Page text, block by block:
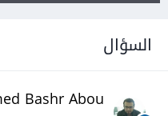
السؤال
Bashr Abou